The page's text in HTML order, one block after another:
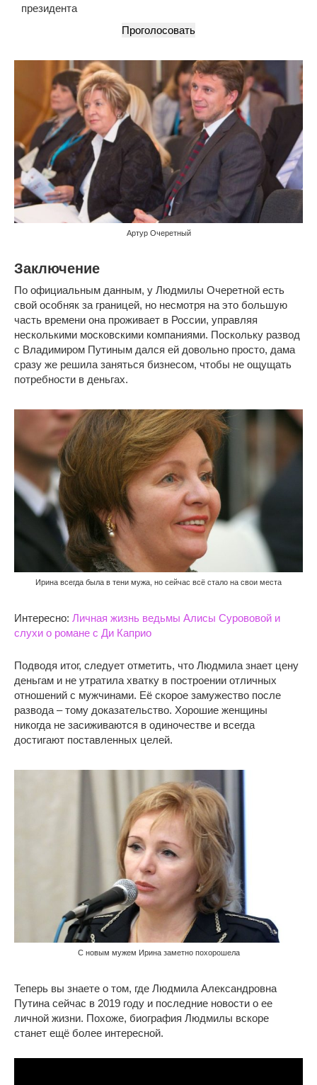
президента
Артур Очеретный
Заключение
По официальным данным, у Людмилы Очеретной есть
свой особняк за границей, но несмотря на это большую
часть времени она проживает в России, управляя
несколькими московскими компаниями. Поскольку развод
с Владимиром Путиным дался ей довольно просто, дама
сразу же решила заняться бизнесом, чтобы не ощущать
потребности в деньгах.
Ирина всегда была в тени мужа, но сейчас всё стало на свои места
Интересно: Личная жизнь ведьмы Алисы Сурововой и
слухи о романе с Ди Каприо
Подводя итог, следует отметить, что Людмила знает цену
деньгам и не утратила хватку в построении отличных
отношений с мужчинами. Её скорое замужество после
развода – тому доказательство. Хорошие женщины
никогда не засиживаются в одиночестве и всегда
достигают поставленных целей.
С новым мужем Ирина заметно похорошела
Теперь вы знаете о том, где Людмила Александровна
Путина сейчас в 2019 году и последние новости о ее
личной жизни. Похоже, биография Людмилы вскоре
станет ещё более интересной.